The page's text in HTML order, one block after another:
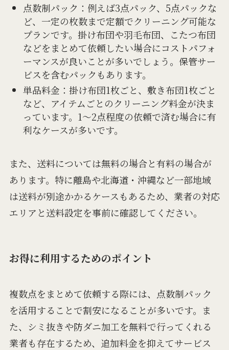
点数制パック：例えば3点パック、5点パックな
ど、一定の枚数まで定額でクリーニング可能な
プランです。掛け布団や羽毛布団、こたつ布団
などをまとめて依頼したい場合にコストパフォ
ーマンスが良いことが多いでしょう。保管サー
ビスを含むパックもあります。
単品料金：掛け布団1枚ごと、敷き布団1枚ごと
など、アイテムごとのクリーニング料金が決ま
っています。1～2点程度の依頼で済む場合に有
利なケースが多いです。
また、送料については無料の場合と有料の場合が
あります。特に離島や北海道・沖縄など一部地域
は送料が別途かかるケースもあるため、業者の対応
エリアと送料設定を事前に確認してください。
お得に利用するためのポイント
複数点をまとめて依頼する際には、点数制パック
を活用することで割安になることが多いです。ま
た、シミ抜きや防ダニ加工を無料で行ってくれる
業者も存在するため、追加料金を抑えてサービス